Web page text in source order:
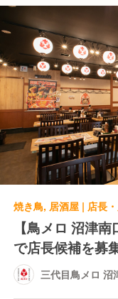
焼き鳥, 居酒屋 | 店長
【鳥メロ 沼津
で店長候補を募
三代目鳥メロ 沼